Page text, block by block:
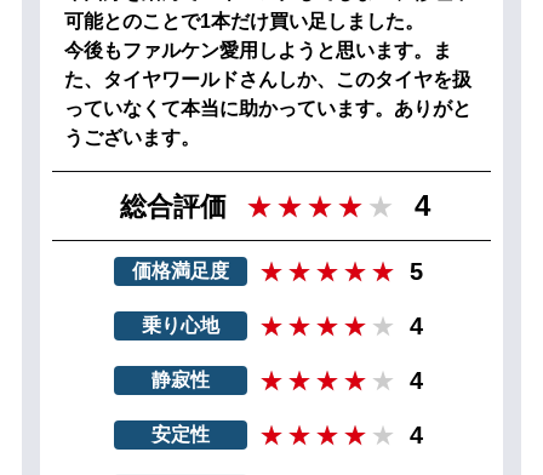
可能とのことで1本だけ買い足しました。
今後もファルケン愛用しようと思います。ま
た、タイヤワールドさんしか、このタイヤを扱
っていなくて本当に助かっています。ありがと
うございます。
総合評価 4
価格満足度 5
乗り心地 4
静寂性 4
安定性 4